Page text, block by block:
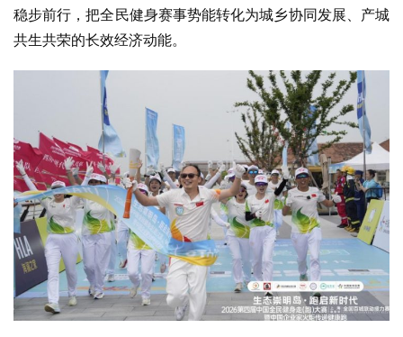
稳步前行，把全民健身赛事势能转化为城乡协同发展、产城
共生共荣的长效经济动能。